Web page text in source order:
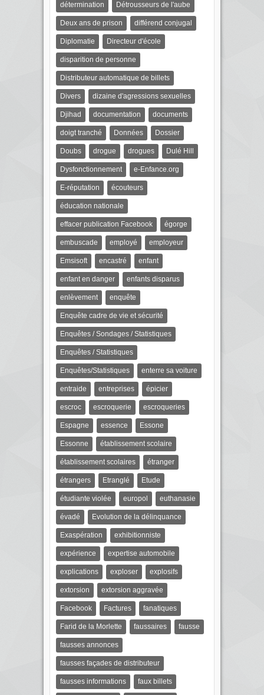
détermination Détrousseurs de l'aube
Deux ans de prison différend conjugal
Diplomatie Directeur d'école
disparition de personne
Distributeur automatique de billets
Divers dizaine d'agressions sexuelles
Djihad documentation documents
doigt tranché Données Dossier
Doubs drogue drogues Dulé Hill
Dysfonctionnement e-Enfance.org
E-réputation écouteurs
éducation nationale
effacer publication Facebook égorge
embuscade employé employeur
Emsisoft encastré enfant
enfant en danger enfants disparus
enlèvement enquête
Enquête cadre de vie et sécurité
Enquêtes / Sondages / Statistiques
Enquêtes / Statistiques
Enquêtes/Statistiques enterre sa voiture
entraide entreprises épicier
escroc escroquerie escroqueries
Espagne essence Essone
Essonne établissement scolaire
établissement scolaires étranger
étrangers Etranglé Etude
étudiante violée europol euthanasie
évadé Evolution de la délinquance
Exaspération exhibitionniste
expérience expertise automobile
explications exploser explosifs
extorsion extorsion aggravée
Facebook Factures fanatiques
Farid de la Morlette faussaires fausse
fausses annonces
fausses façades de distributeur
fausses informations faux billets